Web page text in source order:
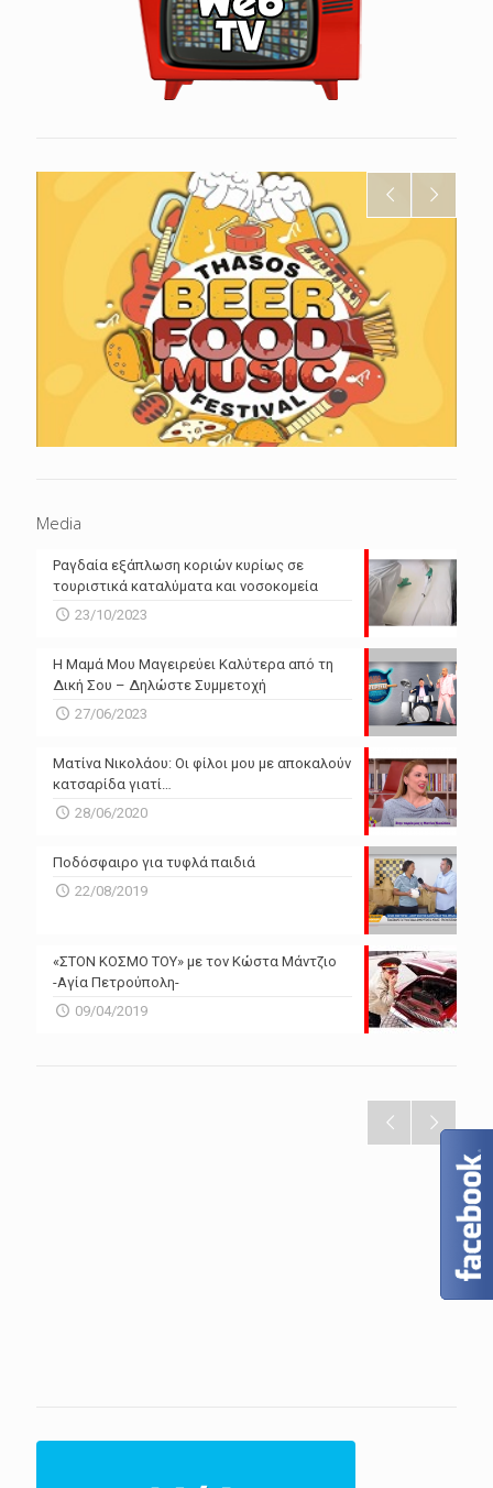
Media
Ραγδαία εξάπλωση κοριών κυρίως σε
τουριστικά καταλύματα και νοσοκομεία
23/10/2023
Η Μαμά Μου Μαγειρεύει Καλύτερα από τη
Δική Σου – Δηλώστε Συμμετοχή
27/06/2023
Ματίνα Νικολάου: Οι φίλοι μου με αποκαλούν
κατσαρίδα γιατί…
28/06/2020
Ποδόσφαιρο για τυφλά παιδιά
22/08/2019
«ΣΤΟΝ ΚΟΣΜΟ ΤΟΥ» με τον Κώστα Μάντζιο
-Αγία Πετρούπολη-
09/04/2019